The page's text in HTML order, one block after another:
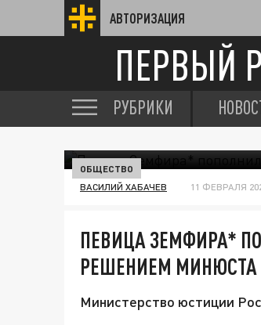
АВТОРИЗАЦИЯ
ПЕРВЫЙ
РУБРИКИ
ОБЩЕСТВО
ВАСИЛИЙ ХАБАЧЕВ 11 ФЕВРАЛЯ
ПЕВИЦА ЗЕМФИРА*
РЕШЕНИЕМ МИНЮСТА
Министерство юстиции